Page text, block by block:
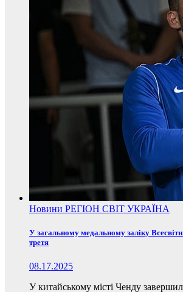
Новини РЕГІОН СВІТ УКРАЇНА
У загальному медальному заліку
третя
08.17.2025
У китайському місті Ченду